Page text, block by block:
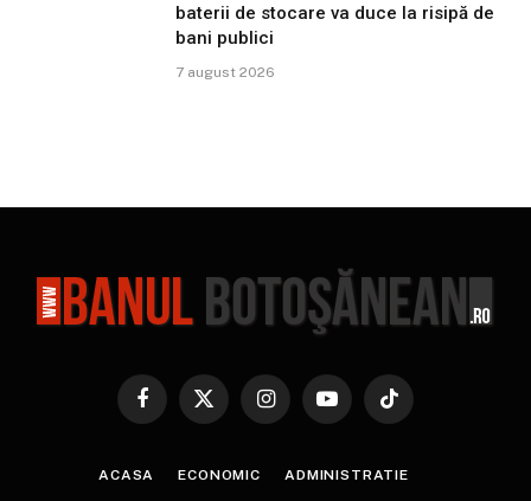
baterii de stocare va duce la risipă de
bani publici
7 august 2026
Facebook
X
InstagramYouTubeTikTok
ACASA ECONOMIC ADMINISTRATIE